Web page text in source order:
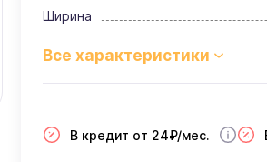
Ширина
В кредит от 24₽/мес.